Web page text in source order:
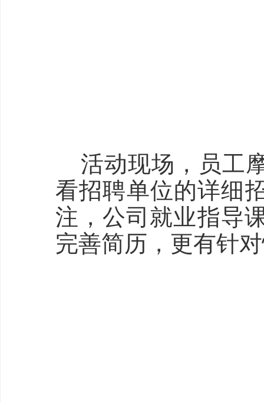
活动现场，员工
看招聘单位的详细
注，公司就业指导
完善简历，更有针